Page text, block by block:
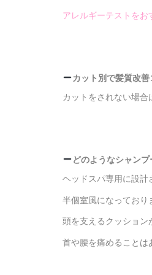
アレルギーテストをお
カット別で髪質改
カットをされない場合
どのようなシャン
ヘッドスパ専用に設計
半個室風になっており
頭を支えるクッション
首や腰を痛めることは